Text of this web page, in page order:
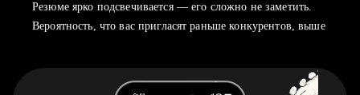
Резюме ярко подсвечивается — его сложно не заметить.
Вероятность, что вас пригласят раньше конкурентов, выше